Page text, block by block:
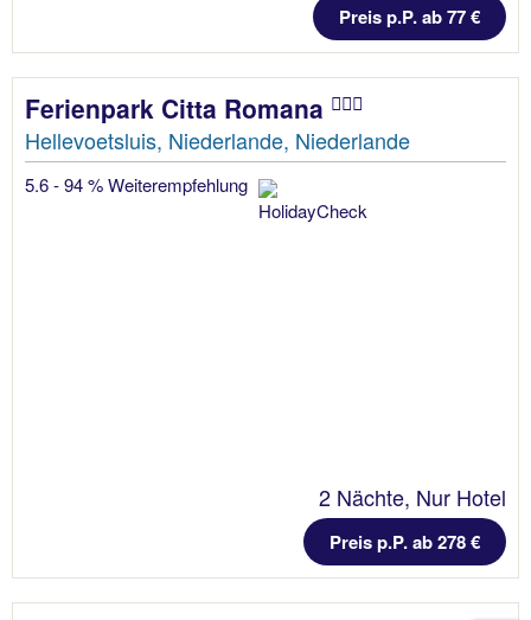
Preis p.P. ab 77 €
Ferienpark Citta Romana
Hellevoetsluis, Niederlande, Niederlande
5.6 - 94 % Weiterempfehlung
2 Nächte, Nur Hotel
Preis p.P. ab 278 €